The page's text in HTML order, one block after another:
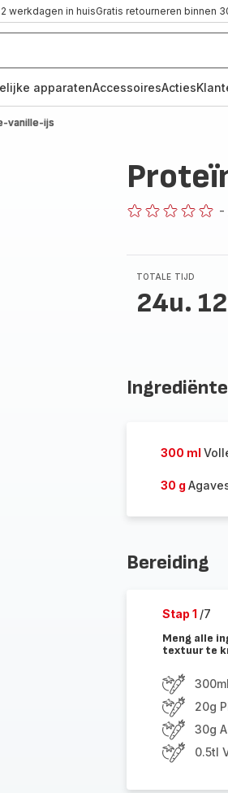
werkdagen in huisGratis retourneren binnen
apparatenAccessoiresActies
vanille-ijs
-
TOTALE TIJD
24u.
300 ml
30 g
Bereiding
Stap 1 /7
Meng alle
textuur te
20g
30g
0.5tl